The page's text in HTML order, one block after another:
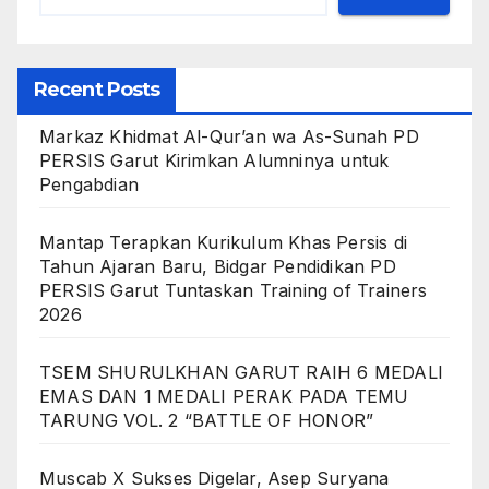
Recent Posts
Markaz Khidmat Al-Qur’an wa As-Sunah PD
PERSIS Garut Kirimkan Alumninya untuk
Pengabdian
Mantap Terapkan Kurikulum Khas Persis di
Tahun Ajaran Baru, Bidgar Pendidikan PD
PERSIS Garut Tuntaskan Training of Trainers
2026
TSEM SHURULKHAN GARUT RAIH 6 MEDALI
EMAS DAN 1 MEDALI PERAK PADA TEMU
TARUNG VOL. 2 “BATTLE OF HONOR”
Muscab X Sukses Digelar, Asep Suryana